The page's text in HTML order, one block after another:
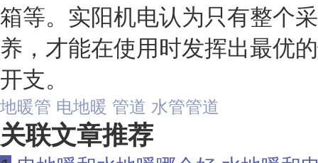
箱等。实阳机电认为只有整个
养，才能在使用时发挥出最优
开支。
地暖管 电地暖 管道 水管管道
关联文章推荐